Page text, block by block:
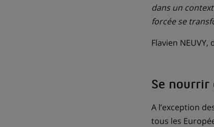
dans un
forcée se
Flavien
Se nourrir
A l’exception
tous les